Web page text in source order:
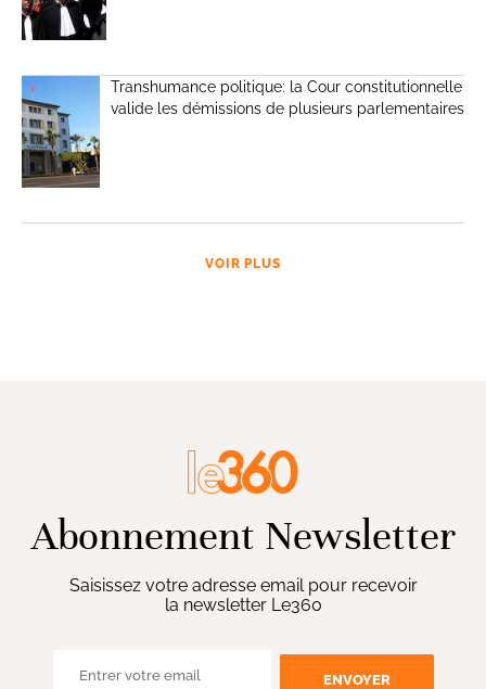
Transhumance politique: la Cour constitutionnelle
valide les démissions de plusieurs parlementaires
VOIR PLUS
Abonnement Newsletter
Saisissez votre adresse email pour recevoir
la newsletter Le360
ENVOYER